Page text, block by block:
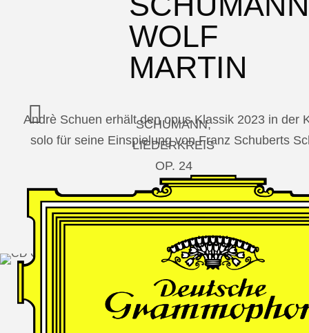
WOLF
MARTIN
SCHUMANN,
LIEDERKREIS
OP. 24
SECHS
MONOLOGE
AUS
JEDERMANN
GESÄNGE
DES
Andrè Schuen erhält den opus Klassik 2023 in der
solo für seine Einspielung von Franz Schuberts